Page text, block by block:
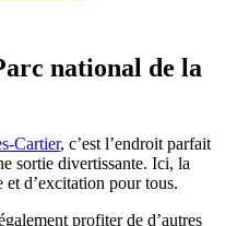
national de la
Cartier, c’est l’endroit parfait
sortie divertissante. Ici, la
et d’excitation pour tous.
profiter de d’autres